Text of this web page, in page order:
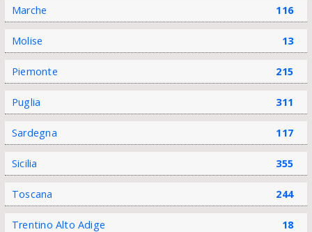
Marche 116
Molise 13
Piemonte 215
Puglia 311
Sardegna 117
Sicilia 355
Toscana 244
Trentino Alto Adige 18